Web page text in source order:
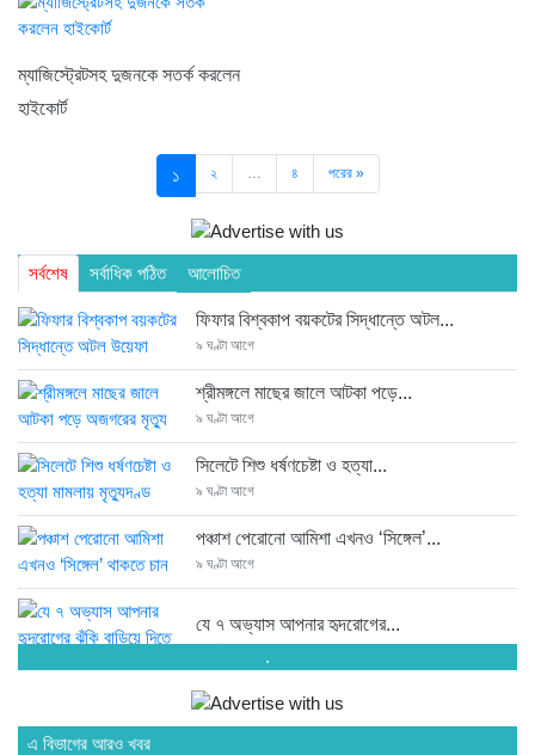
ম্যাজিস্ট্রেটসহ দুজনকে সতর্ক করলেন
হাইকোর্ট
১ ২ … ৪ পরের »
সর্বশেষ সর্বাধিক পঠিত আলোচিত
ফিফার বিশ্বকাপ বয়কটের সিদ্ধান্তে অটল...
৯ ঘণ্টা আগে
শ্রীমঙ্গলে মাছের জালে আটকা পড়ে...
৯ ঘণ্টা আগে
সিলেটে শিশু ধর্ষণচেষ্টা ও হত্যা...
৯ ঘণ্টা আগে
পঞ্চাশ পেরোনো আমিশা এখনও ‘সিঙ্গেল’...
৯ ঘণ্টা আগে
যে ৭ অভ্যাস আপনার হৃদরোগের...
৯ ঘণ্টা আগে
সচিবালয় ঘেরাও করতে গেল ১১...
.
এ বিভাগের আরও খবর